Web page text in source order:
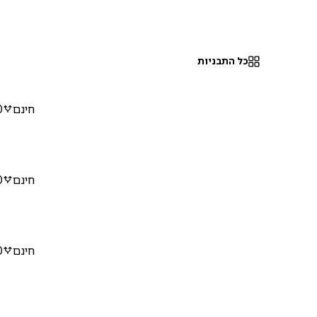
כל התבניות
חינם
חינם
חינם